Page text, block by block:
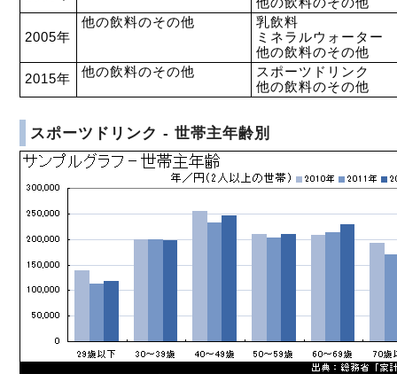
2005年
他の飲料のその他
乳飲料
ミネラルウォーター
他の飲料のその他
2015年
他の飲料のその他
スポーツドリンク
他の飲料のその他
スポーツドリンク - 世帯主年齢別